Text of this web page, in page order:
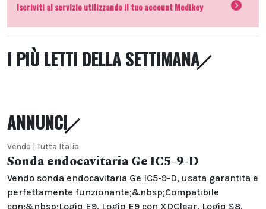
Iscriviti al servizio utilizzando il tuo account Medikey
I PIÙ LETTI DELLA SETTIMANA
ANNUNCI
Vendo | Tutta Italia
Sonda endocavitaria Ge IC5-9-D
Vendo sonda endocavitaria Ge IC5-9-D, usata garantita e
perfettamente funzionante;&nbsp;Compatibile
con:&nbsp;Logiq E9, Logiq E9 con XDClear, Logiq S8,